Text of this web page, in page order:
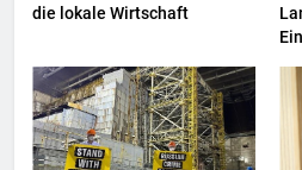
die lokale Wirtschaft